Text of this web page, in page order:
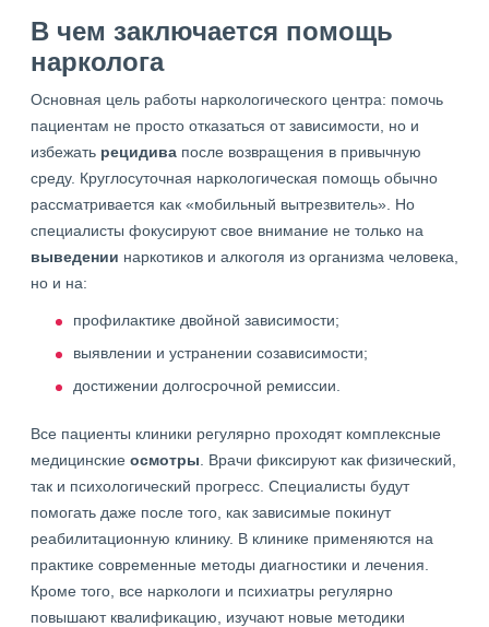
В чем заключается помощь
нарколога
Основная цель работы наркологического центра: помочь
пациентам не просто отказаться от зависимости, но и
избежать рецидива после возвращения в привычную
среду. Круглосуточная наркологическая помощь обычно
рассматривается как «мобильный вытрезвитель». Но
специалисты фокусируют свое внимание не только на
выведении наркотиков и алкоголя из организма человека,
но и на:
профилактике двойной зависимости;
выявлении и устранении созависимости;
достижении долгосрочной ремиссии.
Все пациенты клиники регулярно проходят комплексные
медицинские осмотры . Врачи фиксируют как физический,
так и психологический прогресс. Специалисты будут
помогать даже после того, как зависимые покинут
реабилитационную клинику. В клинике применяются на
практике современные методы диагностики и лечения.
Кроме того, все наркологи и психиатры регулярно
повышают квалификацию, изучают новые методики